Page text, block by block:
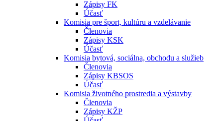
Zápisy FK
Účasť
Komisia pre šport, kultúru a vzdelávanie
Členovia
Zápisy KSK
Účasť
Komisia bytová, sociálna, obchodu a služieb
Členovia
Zápisy KBSOS
Účasť
Komisia životného prostredia a výstavby
Členovia
Zápisy KŽP